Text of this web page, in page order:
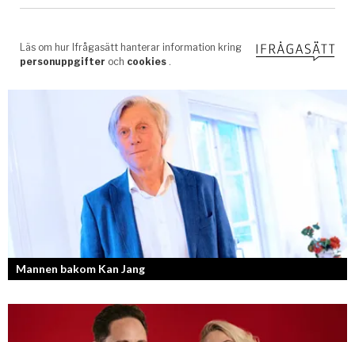
Mannen bakom Kan Jang
Georg Wikman är grundaren bakom hälsopreparaten Arctic Root, Kan
Jang, Chisan och nya Adapt-serien.